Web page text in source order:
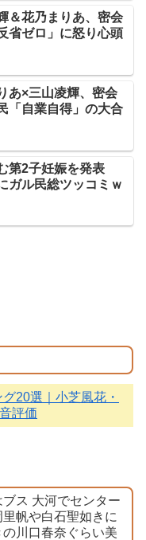
＆花乃まりあ、密会
省ゼロ」に怒り心頭
あ×三山凌輝、密会
「自業自得」の大合
第2子妊娠を発表
ル民総ツッコミｗ
20選｜小芝風花・
評価
ス 大河でセンター
帆や白石聖如きに
川口春奈ぐらい美